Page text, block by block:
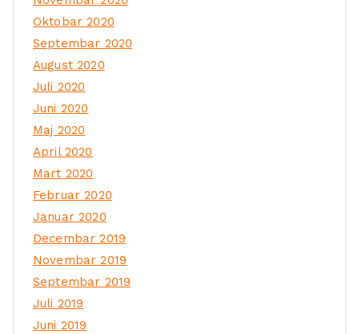
Oktobar 2020
Septembar 2020
August 2020
Juli 2020
Juni 2020
Maj 2020
April 2020
Mart 2020
Februar 2020
Januar 2020
Decembar 2019
Novembar 2019
Septembar 2019
Juli 2019
Juni 2019